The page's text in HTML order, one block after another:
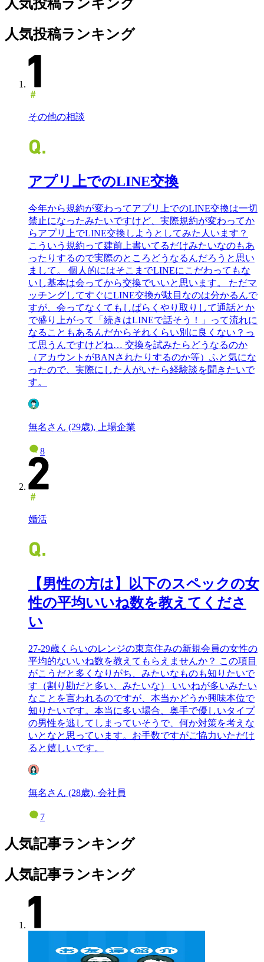
人気投稿ランキング
人気投稿ランキング
その他の相談
アプリ上でのLINE交換
今年から規約が変わってアプリ上でのLINE交換は一切
禁止になったみたいですけど、実際規約が変わってか
らアプリ上でLINE交換しようとしてみた人います？
こういう規約って建前上書いてるだけみたいなのもあ
ったりするので実際のところどうなるんだろうと思い
まして。 個人的にはそこまでLINEにこだわってもな
いし基本は会ってから交換でいいと思います。 ただマ
ッチングしてすぐにLINE交換が駄目なのは分かるんで
すが、会ってなくてもしばらくやり取りして通話とか
で盛り上がって「続きはLINEで話そう！」って流れに
なることもあるんだからそれくらい別に良くない？っ
て思うんですけどね… 交換を試みたらどうなるのか
（アカウントがBANされたりするのか等）ふと気にな
ったので、実際にした人がいたら経験談を聞きたいで
す。
無名さん (29歳), 上場企業
8
婚活
【男性の方は】以下のスペックの女
性の平均いいね数を教えてくださ
い
27-29歳くらいのレンジの東京住みの新規会員の女性の
平均的ないいね数を教えてもらえませんか？ この項目
がこうだと多くなりがち、みたいなものも知りたいで
す（割り勘だと多い、みたいな） いいねが多いみたい
なことを言われるのですが、本当かどうか興味本位で
知りたいです。本当に多い場合、奥手で優しいタイプ
の男性を逃してしまっていそうで、何か対策を考えな
いとなと思っています。お手数ですがご協力いただけ
ると嬉しいです。
無名さん (28歳), 会社員
7
人気記事ランキング
人気記事ランキング